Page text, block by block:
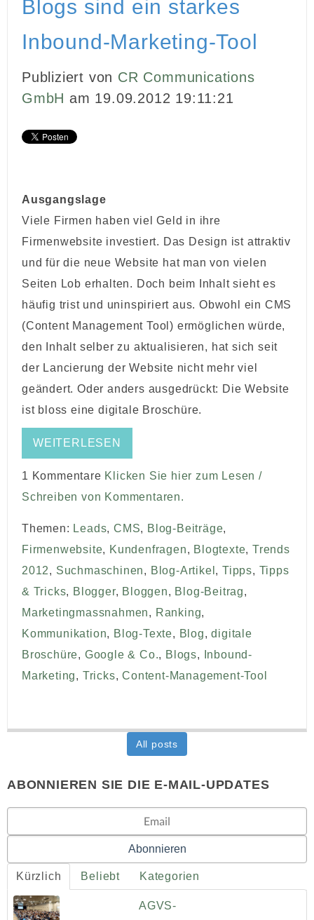
KUNDEN
KONTAKT
Blogs sind ein starkes
Inbound-Marketing-Tool
Publiziert von CR Communications
GmbH am 19.09.2012 19:11:21
Ausgangslage
Viele Firmen haben viel Geld in ihre
Firmenwebsite investiert. Das Design ist attraktiv
und für die neue Website hat man von vielen
Seiten Lob erhalten. Doch beim Inhalt sieht es
häufig trist und uninspiriert aus. Obwohl ein CMS
(Content Management Tool) ermöglichen würde,
den Inhalt selber zu aktualisieren, hat sich seit
der Lancierung der Website nicht mehr viel
geändert. Oder anders ausgedrückt: Die Website
ist bloss eine digitale Broschüre.
WEITERLESEN
1 Kommentare Klicken Sie hier zum Lesen /
Schreiben von Kommentaren.
Themen: Leads,CMS, Blog-Beiträge,
Firmenwebsite, Kundenfragen, Blogtexte,Trends
2012, Suchmaschinen, Blog-Artikel ,Tipps, Tipps
& Tricks, Blogger, Bloggen, Blog-Beitrag,
Marketingmassnahmen, Ranking,
Kommunikation, Blog-Texte, Blog,digitale
Broschüre, Google & Co., Blogs,
Inbound-
Marketing, Tricks,Content-Management-Tool
All posts
ABONNIEREN SIE DIE E-MAIL-UPDATES
Kürzlich Beliebt Kategorien
AGVS-